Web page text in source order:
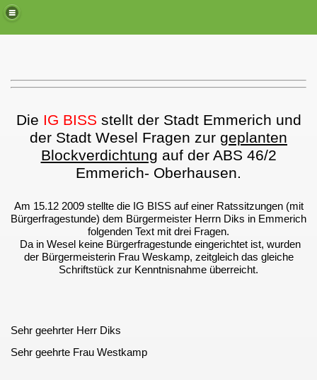
Die IG BISS stellt der Stadt Emmerich und
der Stadt Wesel Fragen zur geplanten
Blockverdichtung auf der ABS 46/2
Emmerich- Oberhausen.
Am 15.12 2009 stellte die IG BISS auf einer Ratssitzungen (mit
Bürgerfragestunde) dem Bürgermeister Herrn Diks in Emmerich
folgenden Text mit drei Fragen.
Da in Wesel keine Bürgerfragestunde eingerichtet ist, wurden
der Bürgermeisterin Frau Weskamp, zeitgleich das gleiche
Schriftstück zur Kenntnisnahme überreicht.
Sehr geehrter Herr Diks
Sehr geehrte Frau Westkamp